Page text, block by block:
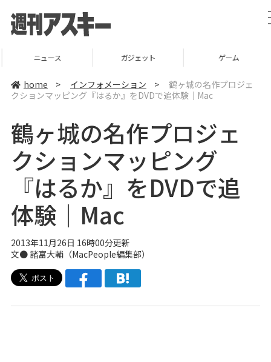
ニュース ガジェット ゲーム
home > インフォメーション >
鶴ヶ城の名作プロジェ
クションマッピング『はるか』をDVDで追体験｜Mac
鶴ヶ城の名作プロジェ
クションマッピング
『はるか』をDVDで追
体験｜Mac
2013年11月26日 16時00分更新
文● 諸富大輔（MacPeople編集部）